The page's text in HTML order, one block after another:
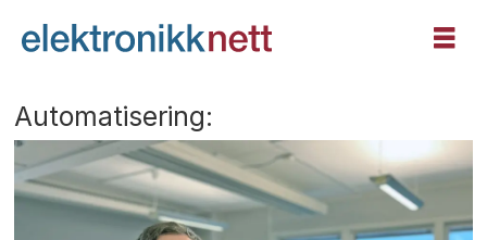
Automatisering: